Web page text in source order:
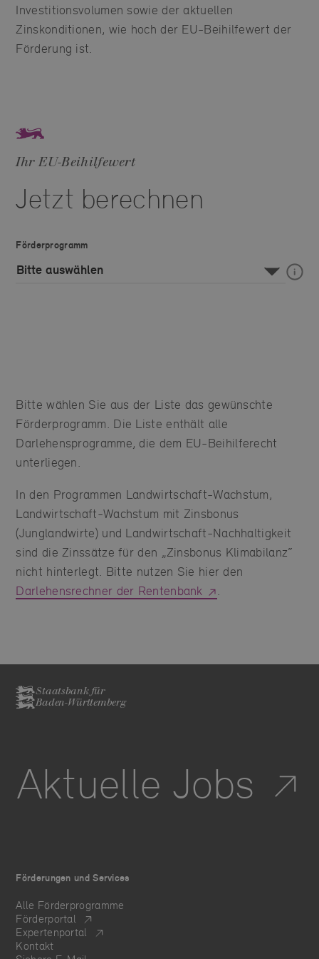
Investitionsvolumen sowie der aktuellen
Zinskonditionen, wie hoch der EU-Beihilfewert der
Förderung ist.
Ihr EU-Beihilfewert
Jetzt berechnen
Förderprogramm
Bitte wählen Sie aus der Liste das gewünschte
Förderprogramm. Die Liste enthält alle
Darlehensprogramme, die dem EU-Beihilferecht
unterliegen.
In den Programmen Landwirtschaft-Wachstum,
Landwirtschaft-Wachstum mit Zinsbonus
(Junglandwirte) und Landwirtschaft-Nachhaltigkeit
sind die Zinssätze für den „Zinsbonus Klimabilanz“
nicht hinterlegt. Bitte nutzen Sie hier den
Darlehensrechner der Rentenbank
.
Staatsbank für
Baden-Württemberg
Aktuelle Jobs
Förderungen und Services
Alle Förderprogramme
Förderportal
Expertenportal
Kontakt